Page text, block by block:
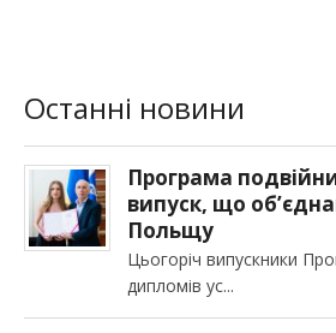
Останні новини
Програма
випуск, що
Польщу
Цьогоріч випускники
дипломів ус